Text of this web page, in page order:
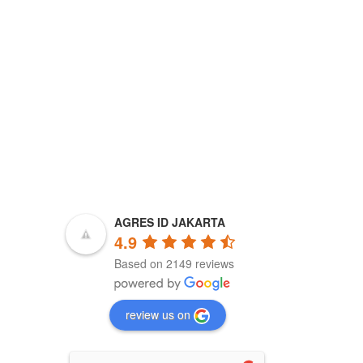
AGRES ID JAKARTA
4.9
Based on 2149 reviews
review us on